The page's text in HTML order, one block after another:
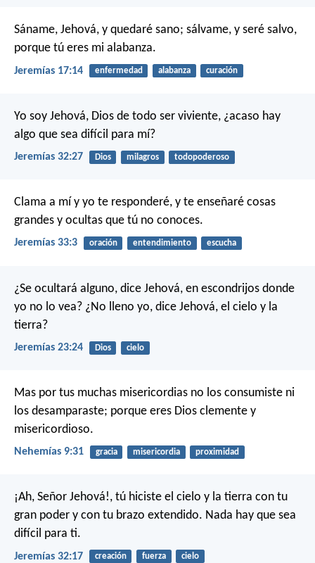
Sáname, Jehová, y quedaré sano; sálvame, y seré salvo,
porque tú eres mi alabanza.
Jeremías 17:14 enfermedad alabanza curación
Yo soy Jehová, Dios de todo ser viviente, ¿acaso hay
algo que sea difícil para mí?
Jeremías 32:27 Dios milagros todopoderoso
Clama a mí y yo te responderé, y te enseñaré cosas
grandes y ocultas que tú no conoces.
Jeremías 33:3 oración entendimiento escucha
¿Se ocultará alguno, dice Jehová, en escondrijos donde
yo no lo vea? ¿No lleno yo, dice Jehová, el cielo y la
tierra?
Jeremías 23:24 Dios cielo
Mas por tus muchas misericordias no los consumiste ni
los desamparaste; porque eres Dios clemente y
misericordioso.
Nehemías 9:31 gracia misericordia proximidad
¡Ah, Señor Jehová!, tú hiciste el cielo y la tierra con tu
gran poder y con tu brazo extendido. Nada hay que sea
difícil para ti.
Jeremías 32:17 creación fuerza cielo